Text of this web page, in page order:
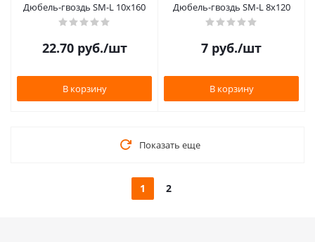
Дюбель-гвоздь SM-L 10х160
22.70руб./шт
В корзину
Дюбель-гвоздь SM-L 8х120
7 руб./шт
В корзину
Показать еще
1 2